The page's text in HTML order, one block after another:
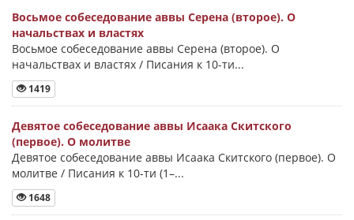
Восьмое собеседование аввы Серена (второе). О
начальствах и властях
Восьмое собеседование аввы Серена (второе). О
начальствах и властях / Писания к 10-ти...
1419
Девятое собеседование аввы Исаака Скитского
(первое). О молитве
Девятое собеседование аввы Исаака Скитского (первое). О
молитве / Писания к 10-ти (1–...
1648